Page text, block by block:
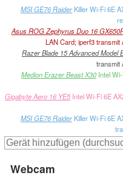
MSI GE76 RaiderKiller Wi-Fi 6E
Asus ROG Zephyrus Duo 16
LAN Card; iperf3 transmit
Razer Blade 15 Advanced Model
transmit
Medion Erazer Beast X30 Intel
Gigabyte Aero 16 YE5Intel Wi-Fi 6E
MSI GE76 RaiderKiller Wi-Fi 6E
Webcam